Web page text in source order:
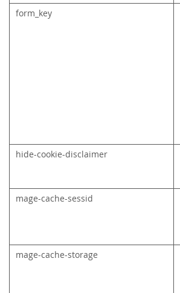
form_key
hide-cookie-disclaimer
mage-cache-sessid
mage-cache-storage